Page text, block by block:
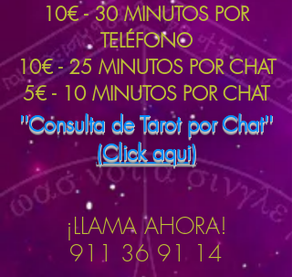
10€ - 30 MINUTOS POR
TELÉFONO
10€ - 25 MINUTOS POR CHAT
5€ - 10 MINUTOS POR CHAT
''Consulta de Tarot por Chat''
(Click aqui)
¡LLAMA AHORA!
911 36 91 14